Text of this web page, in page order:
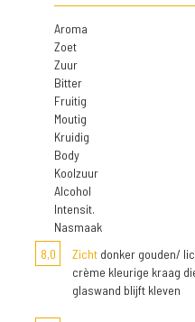
Aroma
Zoet
Zuur
Bitter
Fruitig
Moutig
Kruidig
Body
Koolzuur
Alcohol
Intensit.
Nasmaak
8,0
Zicht donker gouden/
crème kleurige kraag
glaswand blijft kleven